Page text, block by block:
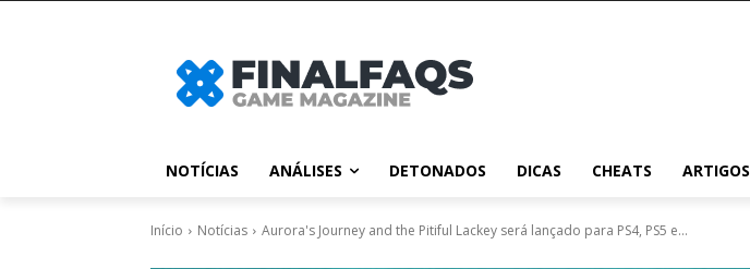
NOTÍCIAS ANÁLISES DETONADOS DICAS CHEATS ARTIGOS
Início Notícias Aurora's Journey and the Pitiful Lackey será lançado para PS4, PS5 e...